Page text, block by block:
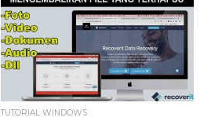
TUTORIAL WINDOWS